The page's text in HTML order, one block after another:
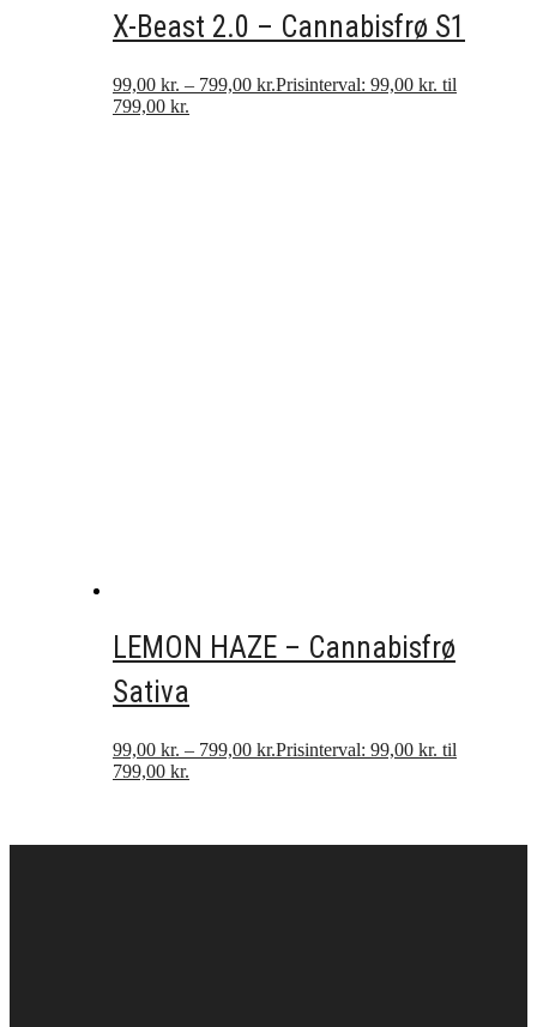
X-Beast 2.0 – Cannabisfrø S1
99,00 kr. – 799,00 kr.Prisinterval: 99,00 kr. til
799,00 kr.
LEMON HAZE – Cannabisfrø
Sativa
99,00 kr. – 799,00 kr.Prisinterval: 99,00 kr. til
799,00 kr.